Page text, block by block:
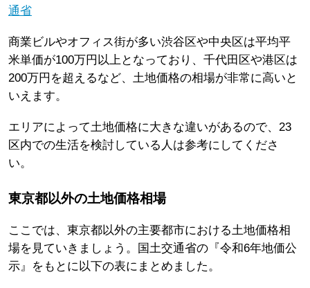
通省
商業ビルやオフィス街が多い渋谷区や中央区は平均平
米単価が100万円以上となっており、千代田区や港区は
200万円を超えるなど、土地価格の相場が非常に高いと
いえます。
エリアによって土地価格に大きな違いがあるので、23
区内での生活を検討している人は参考にしてくださ
い。
東京都以外の土地価格相場
ここでは、東京都以外の主要都市における土地価格相
場を見ていきましょう。国土交通省の『令和6年地価公
示』をもとに以下の表にまとめました。